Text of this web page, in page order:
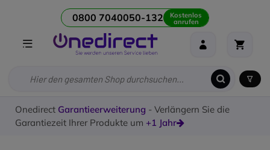
0800 7040050-132 Kostenlos
anrufen
Onedirect Garantieerweiterung - Verlängern Sie die
Garantiezeit Ihrer Produkte um +1 Jahr